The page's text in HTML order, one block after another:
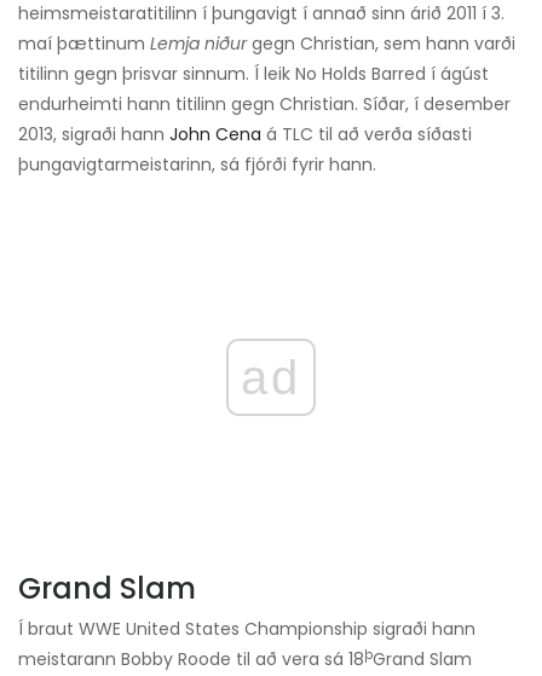
heimsmeistaratitilinn í þungavigt í annað sinn árið 2011 í 3.
maí þættinum Lemja niðurgegn Christian, sem hann varði
titilinn gegn þrisvar sinnum. Í leik No Holds Barred í ágúst
endurheimti hann titilinn gegn Christian. Síðar, í desember
2013, sigraði hann John Cena á TLC til að verða síðasti
þungavigtarmeistarinn, sá fjórði fyrir hann.
ad
Grand Slam
Í braut WWE United States Championship sigraði hann
meistarann ​​Bobby Roode til að vera sá 18þGrand Slam